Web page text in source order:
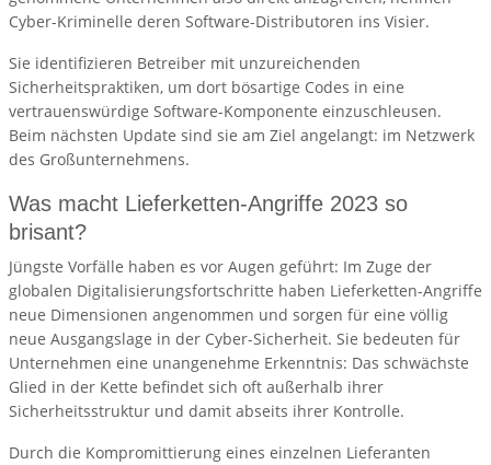
Cyber-Kriminelle deren Software-Distributoren ins Visier.
Sie identifizieren Betreiber mit unzureichenden
Sicherheitspraktiken, um dort bösartige Codes in eine
vertrauenswürdige Software-Komponente einzuschleusen.
Beim nächsten Update sind sie am Ziel angelangt: im Netzwerk
des Großunternehmens.
Was macht Lieferketten-Angriffe 2023 so
brisant?
Jüngste Vorfälle haben es vor Augen geführt: Im Zuge der
globalen Digitalisierungsfortschritte haben Lieferketten-Angriffe
neue Dimensionen angenommen und sorgen für eine völlig
neue Ausgangslage in der Cyber-Sicherheit. Sie bedeuten für
Unternehmen eine unangenehme Erkenntnis: Das schwächste
Glied in der Kette befindet sich oft außerhalb ihrer
Sicherheitsstruktur und damit abseits ihrer Kontrolle.
Durch die Kompromittierung eines einzelnen Lieferanten